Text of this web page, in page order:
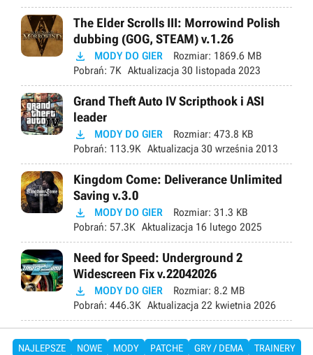
The Elder Scrolls III: Morrowind Polish
dubbing (GOG, STEAM) v.1.26
 MODY DO GIER Rozmiar: 1869.6 MB
Pobrań: 7K Aktualizacja 30 listopada 2023
Grand Theft Auto IV Scripthook i ASI
leader
 MODY DO GIER Rozmiar: 473.8 KB
Pobrań: 113.9K Aktualizacja 30 września 2013
Kingdom Come: Deliverance Unlimited
Saving v.3.0
 MODY DO GIER Rozmiar: 31.3 KB
Pobrań: 57.3K Aktualizacja 16 lutego 2025
Need for Speed: Underground 2
Widescreen Fix v.22042026
 MODY DO GIER Rozmiar: 8.2 MB
Pobrań: 446.3K Aktualizacja 22 kwietnia 2026
NAJLEPSZE NOWE MODY PATCHE GRY / DEMA
TRAINERY